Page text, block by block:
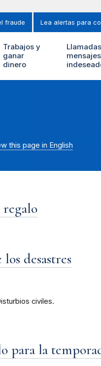
fraude Lea alertas para
Trabajos y
ganar
dinero
this page in English
regalo
desastres
civiles.
para la